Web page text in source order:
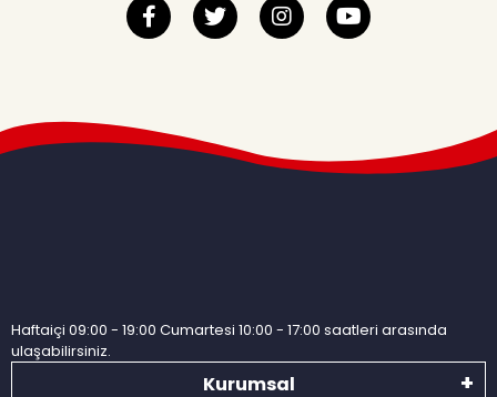
Haftaiçi 09:00 - 19:00 Cumartesi 10:00 - 17:00 saatleri arasında
ulaşabilirsiniz.
Kurumsal